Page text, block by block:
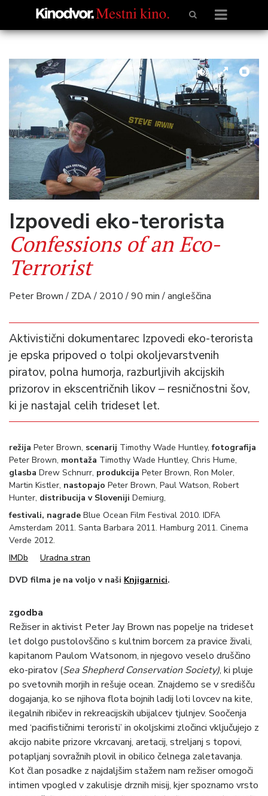
Izpovedi eko-terorista
Confessions of an Eco-
Terrorist
Peter Brown / ZDA / 2010 / 90 min / angleščina
Aktivistični dokumentarec Izpovedi eko-terorista
je epska pripoved o tolpi okoljevarstvenih
piratov, polna humorja, razburljivih akcijskih
prizorov in ekscentričnih likov – resničnostni šov,
ki je nastajal celih trideset let.
režija Peter Brown, scenarij Timothy Wade Huntley,fotografija
Peter Brown, montaža Timothy Wade Huntley, Chris Hume,
glasba Drew Schnurr, produkcija Peter Brown, Ron Moler,
Martin Kistler, nastopajo Peter Brown, Paul Watson, Robert
Hunter, distribucija v Sloveniji Demiurg,
festivali, nagrade Blue Ocean Film Festival 2010. IDFA
Amsterdam 2011. Santa Barbara 2011. Hamburg 2011. Cinema
Verde 2012.
IMDb
Uradna stran
DVD filma je na voljo v naši Knjigarnici.
zgodba
Režiser in aktivist Peter Jay Brown nas popelje na trideset
let dolgo pustolovščino s kultnim borcem za pravice živali,
kapitanom Paulom Watsonom, in njegovo veselo druščino
eko-piratov (Sea Shepherd Conservation Society), ki pluje
po svetovnih morjih in rešuje ocean. Znajdemo se v središču
dogajanja, ko se njihova flota bojnih ladij loti lovcev na kite,
ilegalnih ribičev in rekreacijskih ubijalcev tjulnjev. Soočenja
med ‘pacifističnimi teroristi’ in okoljskimi zločinci vključujejo z
akcijo nabite prizore vkrcavanj, aretacij, streljanj s topovi,
potapljanj sovražnih plovil in obilico čelnega zaletavanja.
Kot član posadke z najdaljšim stažem nam režiser omogoči
intimen vpogled v zakulisje drznih misij, kjer spoznamo vrsto